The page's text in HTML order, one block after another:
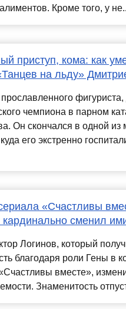
Кроме того, у
приступ, кома: как
на льду»
фигуриста,
чемпиона в парном
Он скончался в одной из
его экстренно
«Счастливы
кардинально сменил
Логинов, который
благодаря роли Гены в
вместе»,
Знаменитость